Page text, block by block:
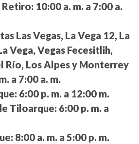
Retiro: 10:00 a. m. a 7:00 a.
Las Vegas, La Vega 12, La
Vega, Vegas Fecesitlih,
Río, Los Alpes y Monterrey
a 7:00 a. m.
6:00 p. m. a 12:00 m.
Tiloarque: 6:00 p. m. a
8:00 a. m. a 5:00 p. m.